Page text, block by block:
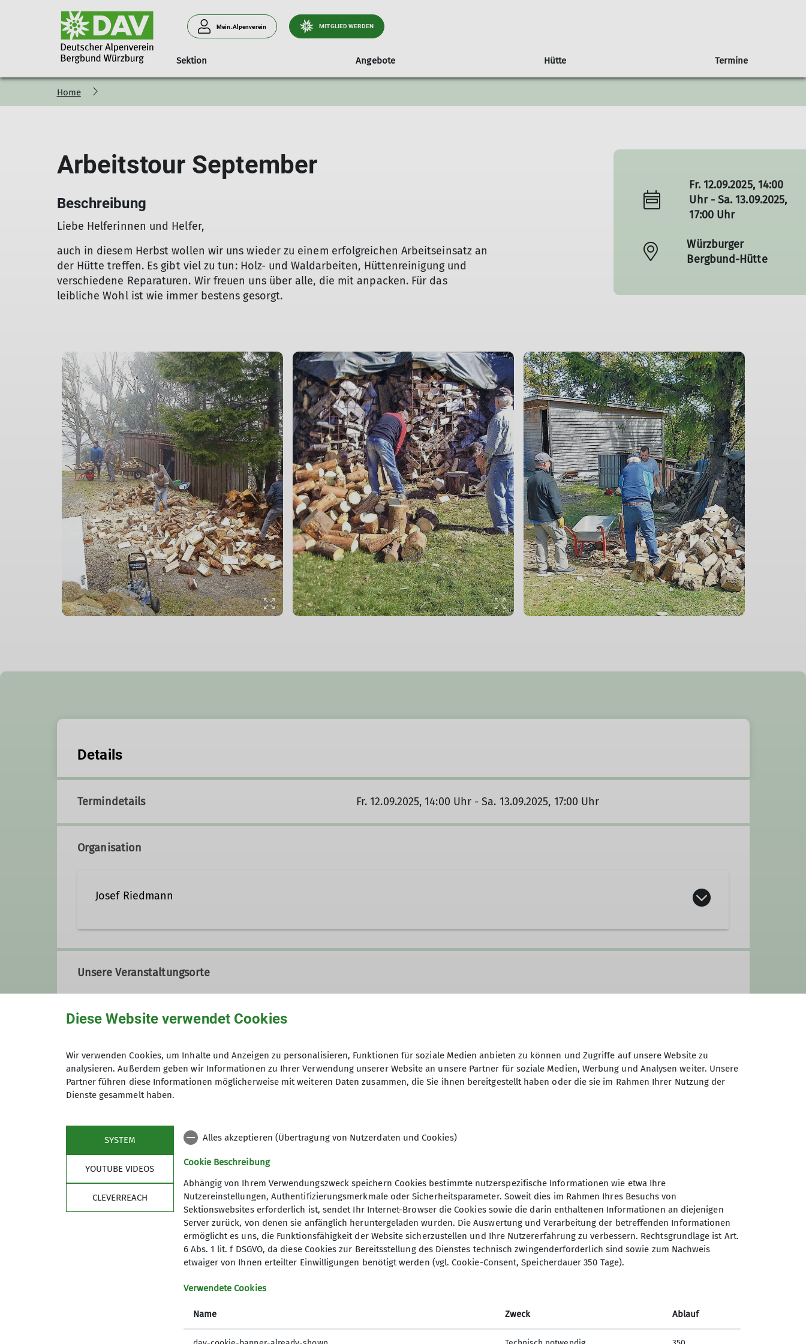
Mein.Alpenverein MITGLIED WERDEN
Sektion
Mitgliedschaft Vorstand Kontakt Sektionszeitschriften Historie Berichte Ehrenamtliche gesucht
Angebote
Touren Wandern Klettern MTB Nordic Walking Veranstaltungen 4dav
Hütte
Unsere Hütte Hüttendienst Neues von der Hütte
Termine
Home
Arbeitstour September
Beschreibung
Liebe Helferinnen und Helfer,
auch in diesem Herbst wollen wir uns wieder zu einem erfolgreichen Arbeitseinsatz an
der Hütte treffen. Es gibt viel zu tun: Holz- und Waldarbeiten, Hüttenreinigung und
verschiedene Reparaturen. Wir freuen uns über alle, die mit anpacken. Für das
leibliche Wohl ist wie immer bestens gesorgt.
Fr. 12.09.2025, 14:00
Uhr - Sa. 13.09.2025,
17:00 Uhr
Würzburger
Bergbund-Hütte
Details
Termindetails Fr. 12.09.2025, 14:00 Uhr - Sa. 13.09.2025, 17:00 Uhr
Organisation
Josef Riedmann
Ämter
Hüttenwart
Unsere Veranstaltungsorte
Würzburger Bergbund-Hütte
Himmeldunkberg
97653 Bischofsheim in der Rhön
Anmeldung
Aktuelles Partner und Services
DAV Hütten- und Tarifordnung
DAV Hütten und Wege
Sektion Bergbund Würzburg
des Deutschen Alpenvereins
e.V.
Telefon +4993132954099
Diese Website verwendet Cookies
Wir verwenden Cookies, um Inhalte und Anzeigen zu personalisieren, Funktionen für soziale Medien anbieten zu können und Zugriffe auf unsere Website zu
analysieren. Außerdem geben wir Informationen zu Ihrer Verwendung unserer Website an unsere Partner für soziale Medien, Werbung und Analysen weiter. Unsere
Partner führen diese Informationen möglicherweise mit weiteren Daten zusammen, die Sie ihnen bereitgestellt haben oder die sie im Rahmen Ihrer Nutzung der
Dienste gesammelt haben.
SYSTEM
YOUTUBE VIDEOS
CLEVERREACH
Alles akzeptieren (Übertragung von Nutzerdaten und Cookies)
Cookie Beschreibung
Abhängig von Ihrem Verwendungszweck speichern Cookies bestimmte nutzerspezifische Informationen wie etwa Ihre
Nutzereinstellungen, Authentifizierungsmerkmale oder Sicherheitsparameter. Soweit dies im Rahmen Ihres Besuchs von
Sektionswebsites erforderlich ist, sendet Ihr Internet-Browser die Cookies sowie die darin enthaltenen Informationen an diejenigen
Server zurück, von denen sie anfänglich heruntergeladen wurden. Die Auswertung und Verarbeitung der betreffenden Informationen
ermöglicht es uns, die Funktionsfähigkeit der Website sicherzustellen und Ihre Nutzererfahrung zu verbessern. Rechtsgrundlage ist Art.
6 Abs. 1 lit. f DSGVO, da diese Cookies zur Bereitsstellung des Dienstes technisch zwingenderforderlich sind sowie zum Nachweis
etwaiger von Ihnen erteilter Einwilligungen benötigt werden (vgl. Cookie-Consent, Speicherdauer 350 Tage).
Verwendete Cookies
Name Zweck Ablauf